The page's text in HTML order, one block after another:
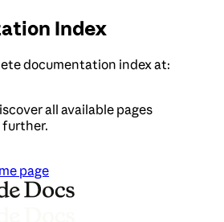
Index
documentation index at:
all available pages
further.
page